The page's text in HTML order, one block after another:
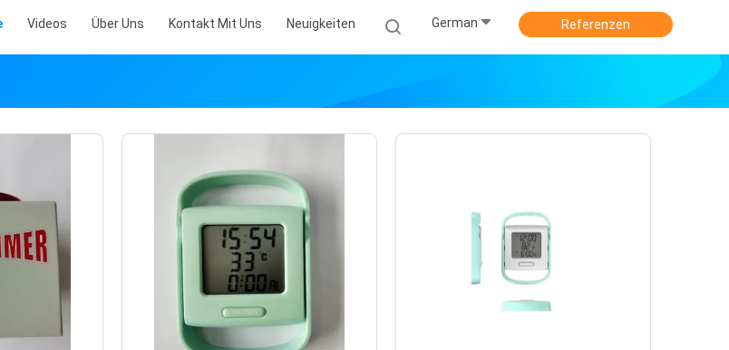
Videos Über Uns Kontakt Mit Uns Neuigkeiten German Referenzen